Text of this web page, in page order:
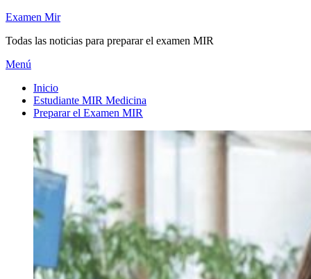
Saltar
contenido
Examen Mir
Todas las noticias para preparar el examen MIR
Menú
Inicio
Estudiante MIR Medicina
Preparar el Examen MIR